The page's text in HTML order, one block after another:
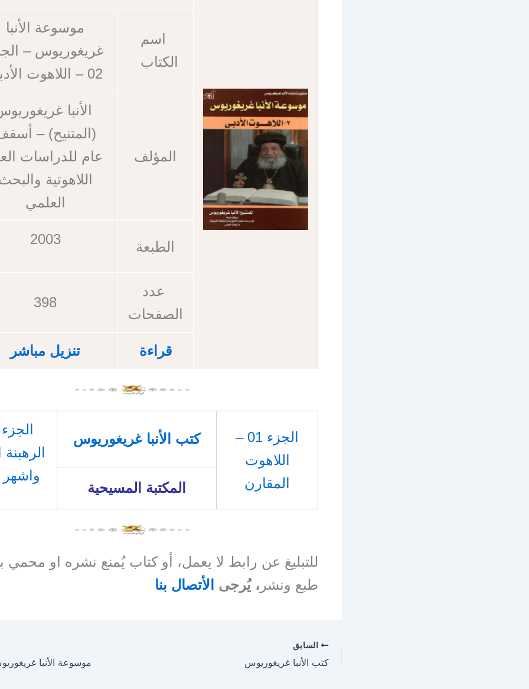
اسم
الكتاب
موسوعة الأنبا
غريغوريوس –
02 – اللاهوت الأدبي
المؤلف
الأنبا
(المتنيح) –
عام للدراسات
اللاهوتية
العلمي
الطبعة 2003
عدد
الصفحات
398
قراءة تنزيل مباشر
الجزء 01 –
اللاهوت
المقارن
كتب الأنبا غريغوريوس
واشهر
المكتبة المسيحية
للتبليغ عن رابط لا يعمل، أو كتاب يُمنع نشره او
طبع ونشر ، يُرجى الأتصال بنا
السابق
كتب الأنبا غريغوريوس